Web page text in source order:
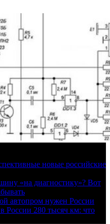
новые российские
«на диагностику»? Вот
автопром нужен России
России 280 тысяч км: что